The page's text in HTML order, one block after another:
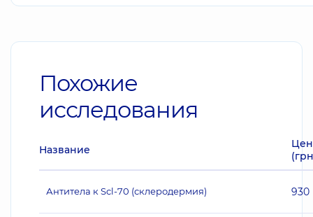
Похожие
исследования
Название
Антитела к Scl-70 (склеродермия) 930